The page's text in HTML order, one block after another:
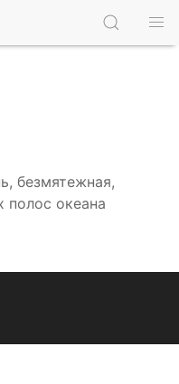
безмятежная,
полос океана